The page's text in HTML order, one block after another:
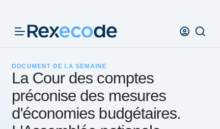
DOCUMENT DE LA SEMAINE
La Cour des comptes
préconise des mesures
d'économies budgétaires.